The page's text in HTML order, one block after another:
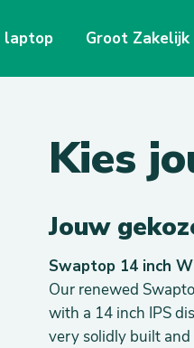
laptop Groot Zakelijk
Kies
Jouw
Swaptop 14 inch
Our renewed
with a 14 inch IPS
very solidly built